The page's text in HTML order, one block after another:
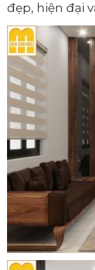
đẹp, hiện đại